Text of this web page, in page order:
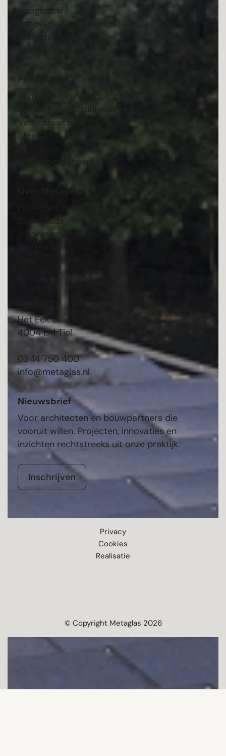
Hoogbouw
Renovatie & transformatie
Utiliteitsbouw
Producten
Ramen, deuren en daklichten
Horizontale schuifsystemen
Verticale schuifsystemen
Steel look
Volledig maatwerk
Over Metaglas
Downloads
Inspiratieruimte
Het Eek 5
4004 LM Tiel
0344 750 400
info@metaglas.nl
Nieuwsbrief
Voor architecten en bouwpartners die
vooruit willen. Projecten, innovaties en
inzichten rechtstreeks uit onze praktijk.
Inschrijven
© Copyright Metaglas 2026
Privacy
Cookies
Realisatie